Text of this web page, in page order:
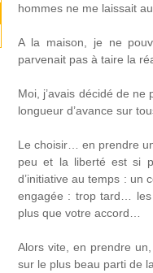
hommes ne me laissait
A la maison, je ne
parvenait pas à taire la
Moi, j’avais décidé de ne
longueur d’avance sur
Le choisir… en prendre
peu et la liberté est si
d’initiative au temps : un
engagée : trop tard… les
plus que votre accord…
Alors vite, en prendre
sur le plus beau parti de